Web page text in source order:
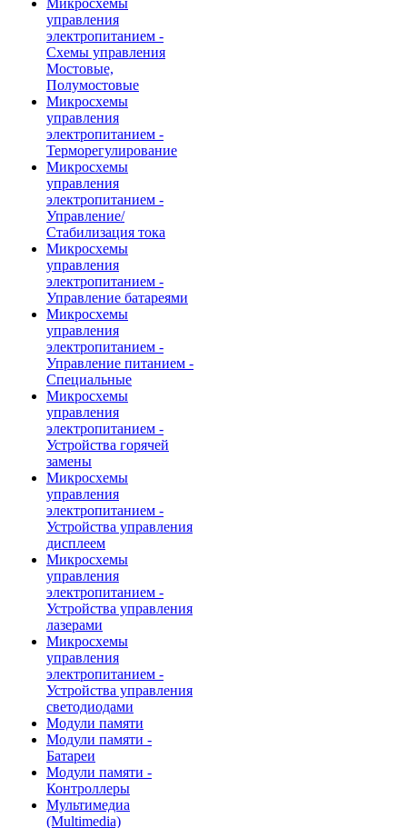
Микросхемы
управления
электропитанием -
Схемы управления
Мостовые,
Полумостовые
Микросхемы
управления
электропитанием -
Терморегулирование
Микросхемы
управления
электропитанием -
Управление/
Стабилизация тока
Микросхемы
управления
электропитанием -
Управление батареями
Микросхемы
управления
электропитанием -
Управление питанием -
Специальные
Микросхемы
управления
электропитанием -
Устройства горячей
замены
Микросхемы
управления
электропитанием -
Устройства управления
дисплеем
Микросхемы
управления
электропитанием -
Устройства управления
лазерами
Микросхемы
управления
электропитанием -
Устройства управления
светодиодами
Модули памяти
Модули памяти -
Батареи
Модули памяти -
Контроллеры
Мультимедиа
(Multimedia)